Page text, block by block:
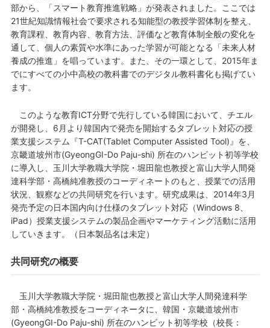
部から、「スマート教育推進戦略」が発表されました。ここでは
21世紀知識情報社会で要求される知能型の教授学習体制を整え、
教育課程、教育内容、教育方法、評価など教育体制全般の変化を
通して、個人の素質や水準にあった学習が可能となる「未来人材
養成の推進」を唱っています。また、その一環として、2015年ま
でにすべての小中高校の教科書でのデジタル教科書化も掲げてい
ます。
このような教育ICT分野で先行している韓国において、チエル
が開発し、6月より韓国内で発売を開始するタブレット対応の授
業支援システム『T-CAT(Tablet Computer Assisted Tool)』を、
京畿道坡州市(GyeongGI-Do Paju-shi) 所在のハンビット初等学校
に導入し、玉川大学教職大学院・堀田龍也教授と富山大学人間発
達科学部・高橋純准教授のコーディネートのもと、授業での活用
状況、観察などの共同研究を行います。研究成果は、2014年3月
発売予定の日本国内向け仕様のタブレット対応（Windows 8、
iPad）授業支援システムの製品企画やマーケティング活動に活用
していきます。（日本製品名は未定）
共同研究の概要
玉川大学教職大学院・堀田龍也教授と富山大学人間発達科学
部・高橋純准教授をコーディネータに、韓国・京畿道坡州市
(GyeongGI-Do Paju-shi) 所在のハンビット初等学校（校長：